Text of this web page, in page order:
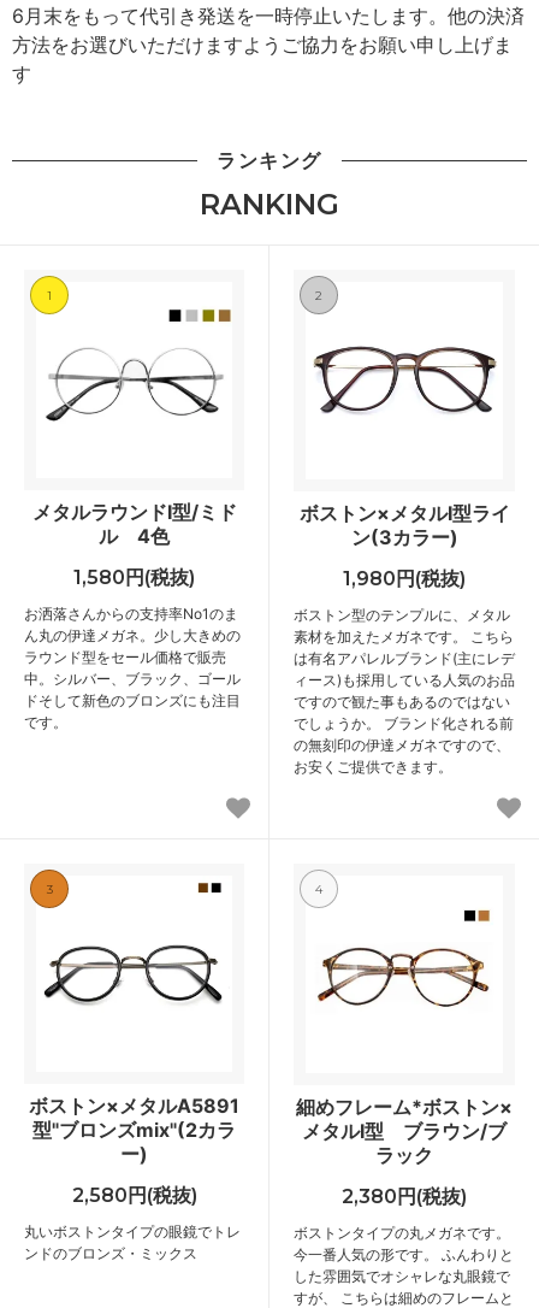
6月末をもって代引き発送を一時停止いたします。他の決済
方法をお選びいただけますようご協力をお願い申し上げま
す
ランキング
RANKING
1
メタルラウンドⅠ型/ミド
ル 4色
1,580円(税抜)
お洒落さんからの支持率No1のま
ん丸の伊達メガネ。少し大きめの
ラウンド型をセール価格で販売
中。シルバー、ブラック、ゴール
ドそして新色のブロンズにも注目
です。
2
ボストン×メタルⅠ型ライ
ン(3カラー)
1,980円(税抜)
ボストン型のテンプルに、メタル
素材を加えたメガネです。 こちら
は有名アパレルブランド(主にレデ
ィース)も採用している人気のお品
ですので観た事もあるのではない
でしょうか。 ブランド化される前
の無刻印の伊達メガネですので、
お安くご提供できます。
3
ボストン×メタルA5891
型"ブロンズmix"(2カラ
ー)
2,580円(税抜)
丸いボストンタイプの眼鏡でトレ
ンドのブロンズ・ミックス
4
細めフレーム*ボストン×
メタルⅠ型 ブラウン/ブ
ラック
2,380円(税抜)
ボストンタイプの丸メガネです。
今一番人気の形です。 ふんわりと
した雰囲気でオシャレな丸眼鏡で
すが、 こちらは細めのフレームと